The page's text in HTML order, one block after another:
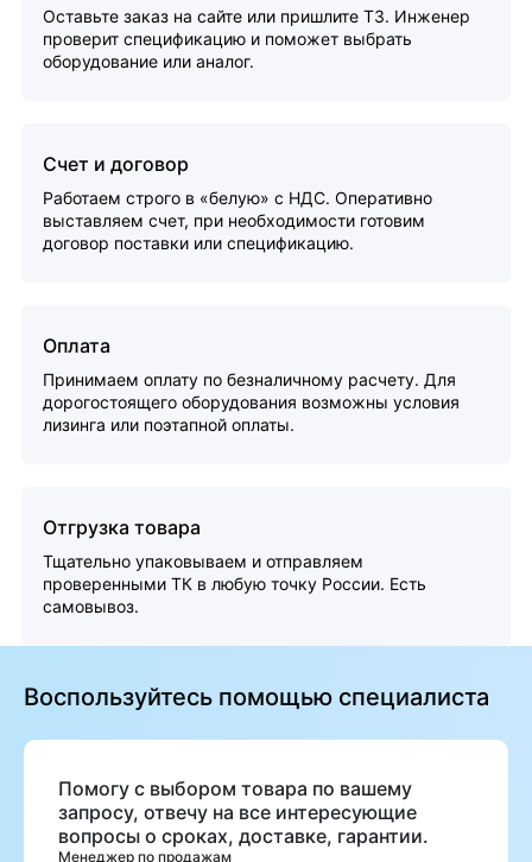
Оставьте заказ на сайте или пришлите ТЗ. Инженер
проверит спецификацию и поможет выбрать
оборудование или аналог.
Счет и договор
Работаем строго в «белую» с НДС. Оперативно
выставляем счет, при необходимости готовим
договор поставки или спецификацию.
Оплата
Принимаем оплату по безналичному расчету. Для
дорогостоящего оборудования возможны условия
лизинга или поэтапной оплаты.
Отгрузка товара
Тщательно упаковываем и отправляем
проверенными ТК в любую точку России. Есть
самовывоз.
Воспользуйтесь помощью специалиста
Помогу с выбором товара по вашему
запросу, отвечу на все интересующие
вопросы о сроках, доставке, гарантии.
Менеджер по продажам